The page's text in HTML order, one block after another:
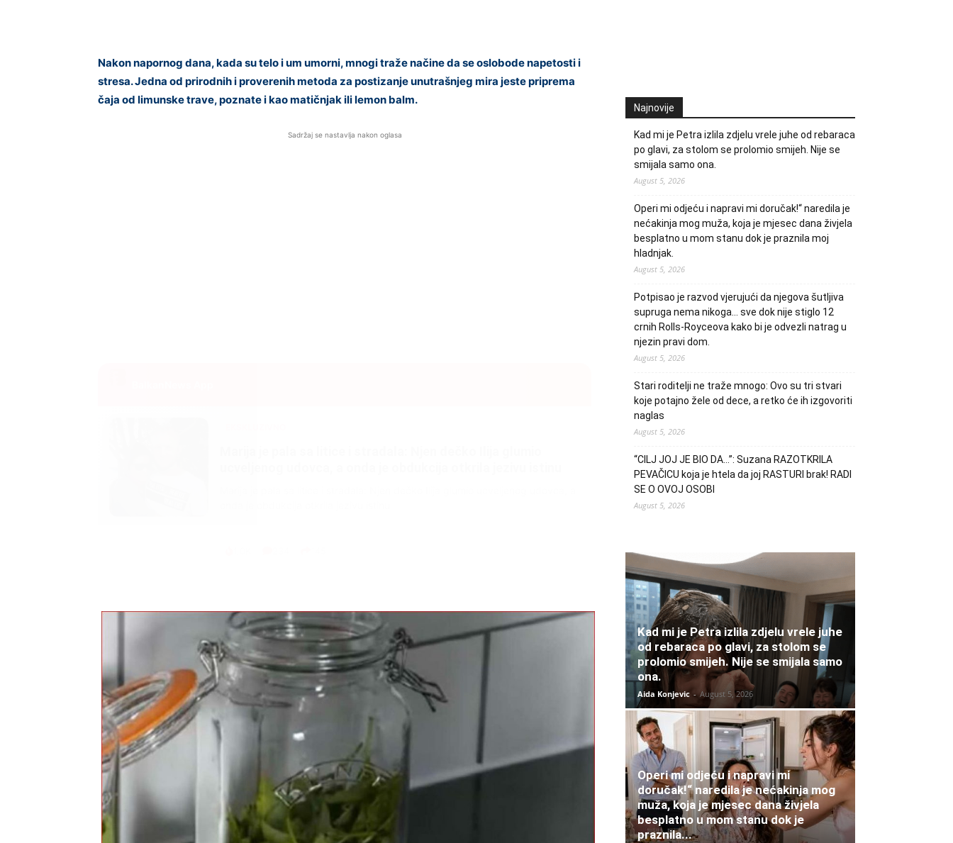
Nakon napornog dana, kada su telo i um umorni, mnogi traže načine da se oslobode napetosti i
stresa. Jedna od prirodnih i proverenih metoda za postizanje unutrašnjeg mira jeste priprema
čaja od limunske trave, poznate i kao matičnjak ili lemon balm.
Sadržaj se nastavlja nakon oglasa
Najnovije
Kad mi je Petra izlila zdjelu vrele juhe od rebaraca
po glavi, za stolom se prolomio smijeh. Nije se
smijala samo ona.
August 5, 2026
Operi mi odjeću i napravi mi doručak!“ naredila je
nećakinja mog muža, koja je mjesec dana živjela
besplatno u mom stanu dok je praznila moj
hladnjak.
August 5, 2026
Potpisao je razvod vjerujući da njegova šutljiva
supruga nema nikoga… sve dok nije stiglo 12
crnih Rolls-Royceova kako bi je odvezli natrag u
njezin pravi dom.
August 5, 2026
Stari roditelji ne traže mnogo: Ovo su tri stvari
koje potajno žele od dece, a retko će ih izgovoriti
naglas
August 5, 2026
“CILJ JOJ JE BIO DA…”: Suzana RAZOTKRILA
PEVAČICU koja je htela da joj RASTURI brak! RADI
SE O OVOJ OSOBI
August 5, 2026
Kad mi je Petra izlila zdjelu vrele juhe
od rebaraca po glavi, za stolom se
prolomio smijeh. Nije se smijala samo
ona.
Aida Konjevic - August 5, 2026
Operi mi odjeću i napravi mi
doručak!“ naredila je nećakinja mog
muža, koja je mjesec dana živjela
besplatno u mom stanu dok je
praznila...